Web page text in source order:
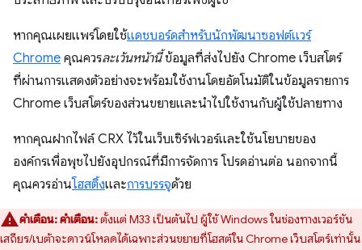
หากคุณเผยแพร่โดยใช้แดชบอร์ดสำหรับนักพัฒนาซอฟต์แวร์
Chrome คุณควรละเว้นหน้านี้ข้อมูลที่ส่งไปยัง Chrome เว็บสโตร์
ที่ผ่านการแสดงตัวอย่างจะพร้อมใช้งานโดยอัตโนมัติในข้อมูลรายการ
Chrome เว็บสโตร์ของส่วนขยายและนำไปใช้งานกับผู้ใช้ปลายทาง
หากคุณฝากไฟล์ CRX ไว้ในเว็บเซิร์ฟเวอร์และใช้นโยบายของ
องค์กรเพื่อพุชไปยังอุปกรณ์ที่มีการจัดการ โปรดอ่านต่อ นอกจากนี้
คุณควรอ่านโฮสติ้งและการบรรจุด้วย
คำเตือน:คำเตือน:ตั้งแต่ M33 เป็นต้นไป ผู้ใช้ Windows ในช่องทางเวอร์ชัน
เสถียร/เบต้าจะดาวน์โหลดได้เฉพาะส่วนขยายที่โฮสต์ใน Chrome เว็บสโตร์เท่านั้น